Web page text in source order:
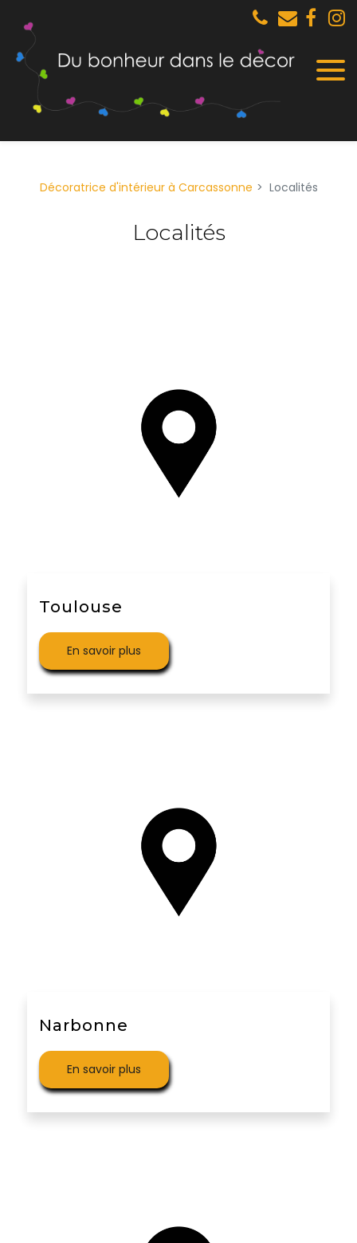
Décoratrice d'intérieur à Carcassonne Localités
Localités
Toulouse
En savoir plus
Narbonne
En savoir plus